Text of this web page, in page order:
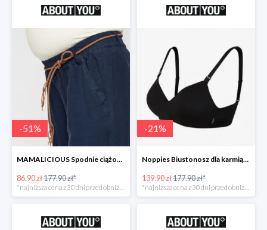
-51%
MAMALICIOUS Spodnie ciążowe -51%
86.90 zł177.90 zł*
*najniższa cena z 30 dni przed obniżką
-21%
Noppies Biustonosz dla karmiących -21%
139.90 zł177.90 zł*
*najniższa cena z 30 dni przed obniżką